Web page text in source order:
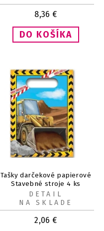
8,36 €
Tašky darčekové papierové
Stavebné stroje 4 ks
2,06 €
DETAIL
NA SKLADE